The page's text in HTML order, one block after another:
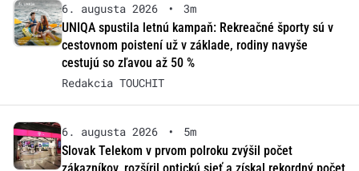
6. augusta 2026 •
3m
UNIQA spustila letnú kampaň: Rekreačné športy sú v
cestovnom poistení už v základe, rodiny navyše
cestujú so zľavou až 50 %
Redakcia TOUCHIT
6. augusta 2026 •
5m
Slovak Telekom v prvom polroku zvýšil počet